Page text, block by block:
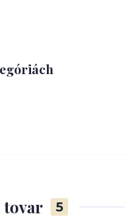
tovar 5